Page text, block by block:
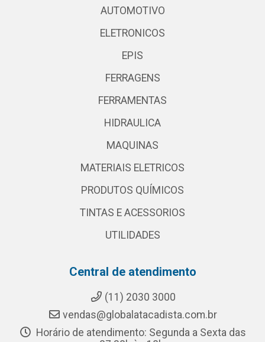
AUTOMOTIVO
ELETRONICOS
EPIS
FERRAGENS
FERRAMENTAS
HIDRAULICA
MAQUINAS
MATERIAIS ELETRICOS
PRODUTOS QUÍMICOS
TINTAS E ACESSORIOS
UTILIDADES
Central de atendimento
(11) 2030 3000
vendas@globalatacadista.com.br
Horário de atendimento: Segunda a Sexta das